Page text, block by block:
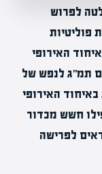
לפרוש
פוליטיות
האירופי
תמ״ג לנפש של
באיחוד האירופי
חשש מכדור
לפרישה